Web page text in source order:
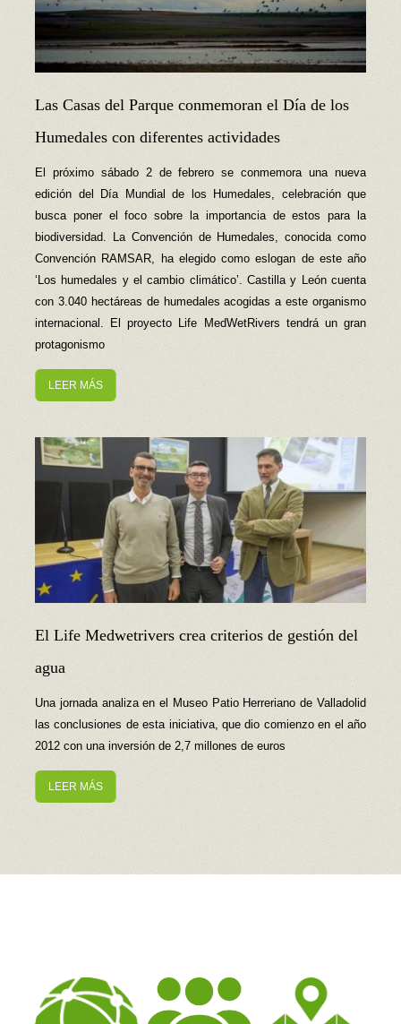
Las Casas del Parque conmemoran el Día de los
Humedales con diferentes actividades
El próximo sábado 2 de febrero se conmemora una nueva
edición del Día Mundial de los Humedales, celebración que
busca poner el foco sobre la importancia de estos para la
biodiversidad. La Convención de Humedales, conocida como
Convención RAMSAR, ha elegido como eslogan de este año
‘Los humedales y el cambio climático’. Castilla y León cuenta
con 3.040 hectáreas de humedales acogidas a este organismo
internacional. El proyecto Life MedWetRivers tendrá un gran
protagonismo
LEER MÁS
El Life Medwetrivers crea criterios de gestión del
agua
Una jornada analiza en el Museo Patio Herreriano de Valladolid
las conclusiones de esta iniciativa, que dio comienzo en el año
2012 con una inversión de 2,7 millones de euros
LEER MÁS